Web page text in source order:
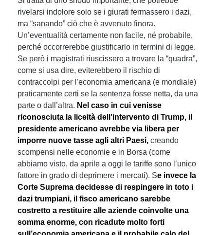
rivelarsi indolore solo se i giurati fermassero i dazi,
ma “sanando” ciò che è avvenuto finora.
Un’eventualità certamente non facile, né probabile,
perché occorrerebbe giustificarlo in termini di legge.
Se però i magistrati riuscissero a trovare la “quadra”,
come si usa dire, eviterebbero il rischio di
contraccolpi per l’economia americana (e mondiale)
praticamente certi se la sentenza fosse netta, da una
parte o dall’altra. Nel caso in cui venisse
riconosciuta la liceità dell’intervento di Trump, il
presidente americano avrebbe via libera per
imporre nuove tasse agli altri Paesi, creando
scompensi nelle economie e in Borsa (come
abbiamo visto, da aprile a oggi le tariffe sono l’unico
fattore in grado di deprimere i mercati). Se invece la
Corte Suprema decidesse di respingere in toto i
dazi trumpiani, il fisco americano sarebbe
costretto a restituire alle aziende coinvolte una
somma enorme, con ricadute molto forti